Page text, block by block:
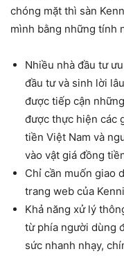
chóng mặt thì sàn
mình bằng những tính
Nhiều nhà đầu tư
đầu tư và sinh lời
được tiếp cận
được thực hiện các
tiền Việt Nam và
vào vật giá đồng
Chỉ cần muốn giao
trang web của
Khả năng xử lý
từ phía người dùng
sức nhanh nhạy,